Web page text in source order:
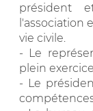
président
l'association
vie civile.
- Le
plein
- Le